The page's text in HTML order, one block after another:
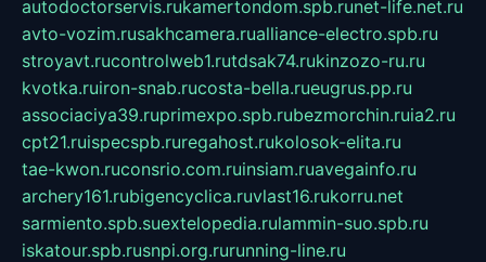
autodoctorservis.rukamertondom.spb.runet-life.net.ru
avto-vozim.rusakhcamera.rualliance-electro.spb.ru
stroyavt.rucontrolweb1.rutdsak74.rukinzozo-ru.ru
kvotka.ruiron-snab.rucosta-bella.rueugrus.pp.ru
associaciya39.ruprimexpo.spb.rubezmorchin.ruia2.ru
cpt21.ruispecspb.ruregahost.rukolosok-elita.ru
tae-kwon.ruconsrio.com.ruinsiam.ruavegainfo.ru
archery161.rubigencyclica.ruvlast16.rukorru.net
sarmiento.spb.suextelopedia.rulammin-suo.spb.ru
iskatour.spb.rusnpi.org.rurunning-line.ru